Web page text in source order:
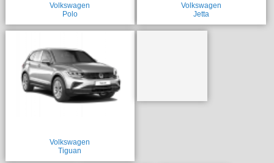
Volkswagen
Polo
Volkswagen
Jetta
Volkswagen
Tiguan